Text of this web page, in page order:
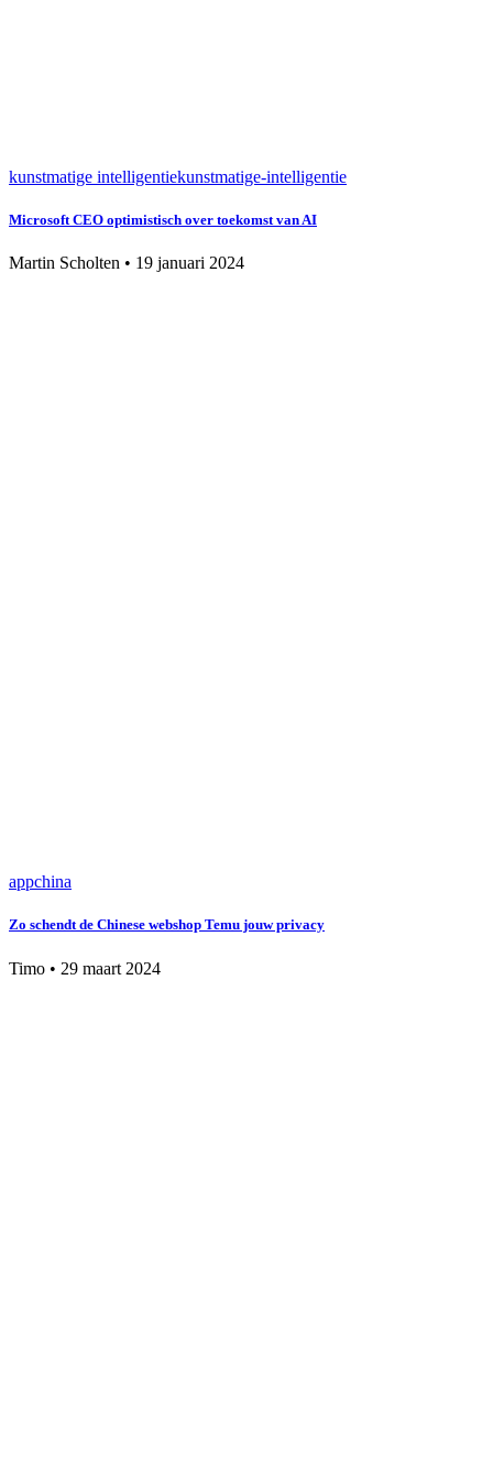
kunstmatige intelligentiekunstmatige-intelligentie
Microsoft CEO optimistisch over toekomst van AI
Martin Scholten • 19 januari 2024
appchina
Zo schendt de Chinese webshop Temu jouw privacy
Timo • 29 maart 2024